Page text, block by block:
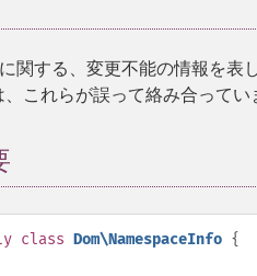
関する、変更不能の情報を表
これらが誤って絡み合ってい
class Dom\NamespaceInfo {